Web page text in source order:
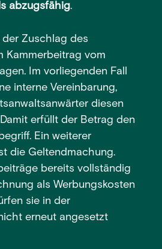
abzugsfähig.
Zuschlag des
Kammerbeitrag vom
Im vorliegenden Fall
interne Vereinbarung,
diesen
erfüllt der Betrag den
Ein weiterer
die Geltendmachung.
bereits vollständig
als Werbungskosten
sie in der
erneut angesetzt